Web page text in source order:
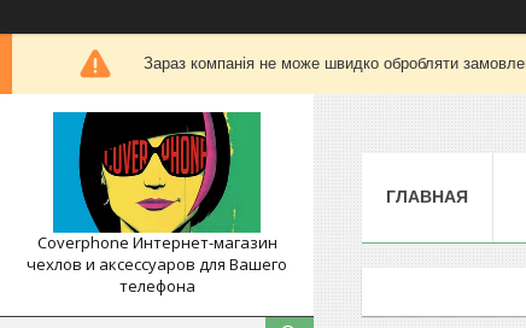
Зараз компанія не може швидко обробляти
Coverphone Интернет-магазин
чехлов и аксессуаров для Вашего
телефона
ГЛАВНАЯ